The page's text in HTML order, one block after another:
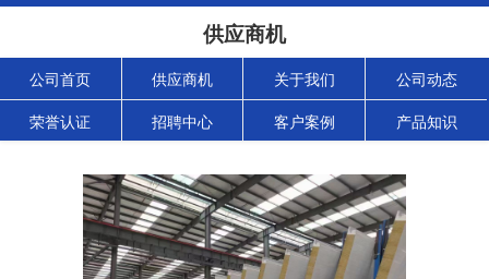
供应商机
公司首页 供应商机 关于我们 公司动态
荣誉认证 招聘中心 客户案例 产品知识